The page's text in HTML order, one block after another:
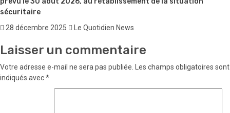
sécuritaire
28 décembre 2025 Le Quotidien News
Laisser un commentaire
Votre adresse e-mail ne sera pas publiée.
Les champs obligatoires sont
indiqués avec*